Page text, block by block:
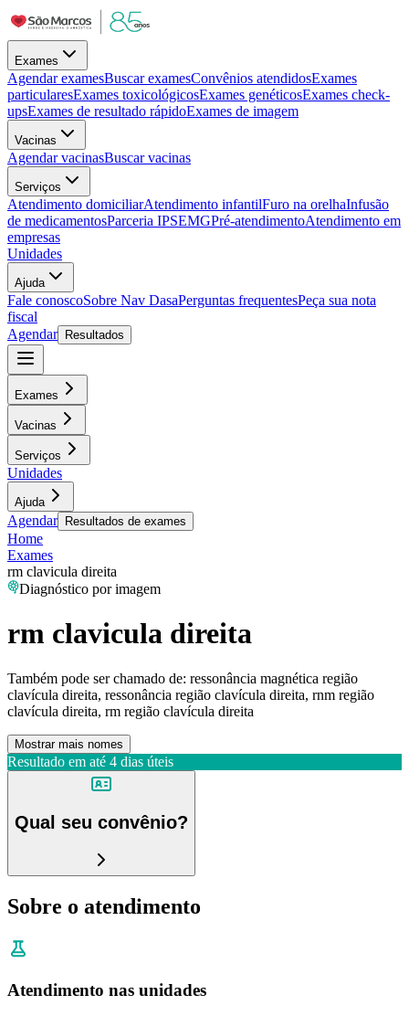
Exames
Agendar examesBuscar examesConvênios atendidosExames
particularesExames toxicológicosExames genéticosExames check-
upsExames de resultado rápidoExames de imagem
Vacinas
Agendar vacinasBuscar vacinas
Serviços
Atendimento domiciliarAtendimento infantilFuro na orelhaInfusão
de medicamentosParceria IPSEMGPré-atendimentoAtendimento em
empresas
Unidades
Ajuda
Fale conoscoSobre Nav DasaPerguntas frequentesPeça sua nota
fiscal
Agendar
Resultados
Exames
Vacinas
Serviços
Unidades
Ajuda
Agendar Resultados de exames
Home
Exames
rm clavicula direita
Diagnóstico por imagem
rm clavicula direita
Também pode ser chamado de: ressonância magnética região
clavícula direita, ressonância região clavícula direita, rnm região
clavícula direita, rm região clavícula direita
Mostrar mais nomes
Resultado em até 4 dias úteis
Qual seu convênio?
Sobre o atendimento
Atendimento nas unidades